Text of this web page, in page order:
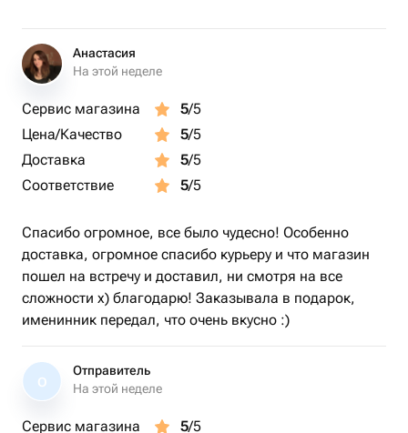
Анастасия
На этой неделе
Сервис магазина 5/5
Цена/Качество
5/5
Доставка
5/5
Соответствие
5/5
Спасибо огромное, все было чудесно! Особенно
доставка, огромное спасибо курьеру и что магазин
пошел на встречу и доставил, ни смотря на все
сложности х) благодарю! Заказывала в подарок,
именинник передал, что очень вкусно :)
О
Отправитель
На этой неделе
Сервис магазина 5/5